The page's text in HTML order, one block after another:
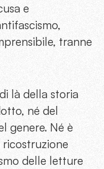
e
tranne
là della storia
né del
genere. Né è
delle letture